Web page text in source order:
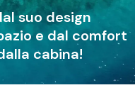
suo design
e dal comfort
cabina!